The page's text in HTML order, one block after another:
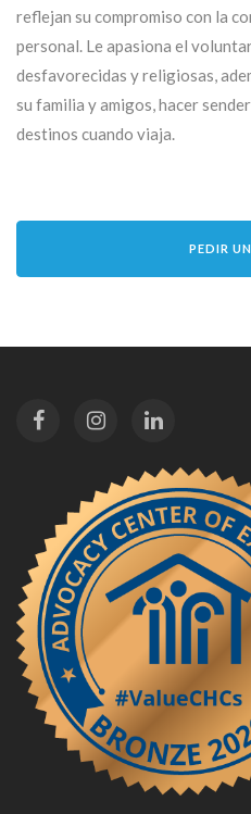
reflejan su compromiso con la
personal. Le apasiona el
desfavorecidas y religiosas,
su familia y amigos, hacer
destinos cuando viaja.
PEDIR